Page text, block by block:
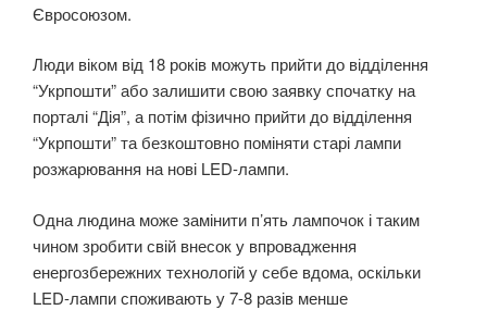
Євросоюзом.
Люди віком від 18 років можуть прийти до відділення
“Укрпошти” або залишити свою заявку спочатку на
порталі “Дія”, а потім фізично прийти до відділення
“Укрпошти” та безкоштовно поміняти старі лампи
розжарювання на нові LED-лампи.
Одна людина може замінити п’ять лампочок і таким
чином зробити свій внесок у впровадження
енергозбережних технологій у себе вдома, оскільки
LED-лампи споживають у 7-8 разів менше